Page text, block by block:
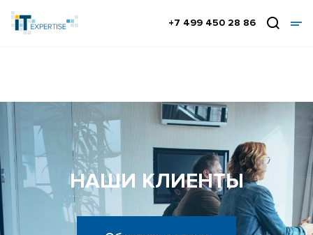
+7 499 450 28 86
НАШИ КЛИЕНТЫ